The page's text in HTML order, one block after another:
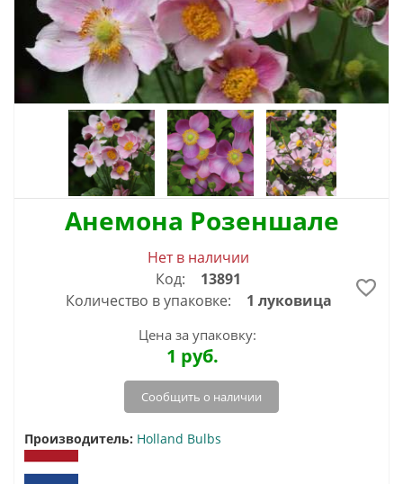
Анемона Розеншале
Нет в наличии
Код:
13891
Количество в упаковке:
1 луковица
Цена за упаковку:
1 руб.
Сообщить о наличии
Производитель: Holland Bulbs